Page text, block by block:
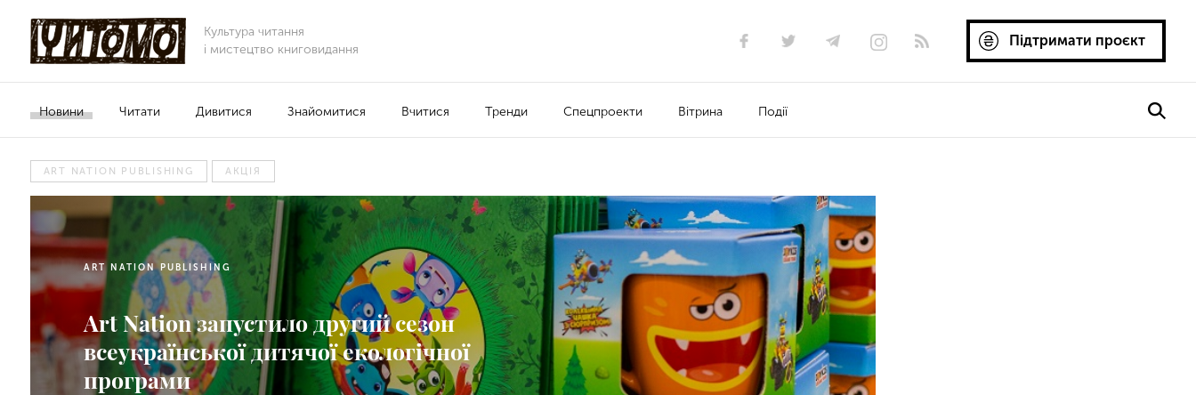
Культура читання
і мистецтво книговидання
Підтримати проєкт
Новини Читати Дивитися Знайомитися Вчитися Тренди Спецпроекти Вітрина Події
ART NATION PUBLISHING АКЦІЯ
ART NATION PUBLISHING
Art Nation запустило другий сезон
всеукраїнської дитячої екологічної
програми